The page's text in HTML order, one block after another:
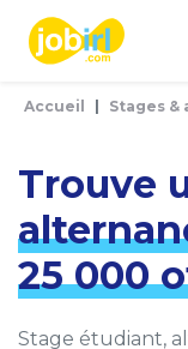
Accueil Stages &
Trouve
25 000
Stage étudiant,
Panneau de